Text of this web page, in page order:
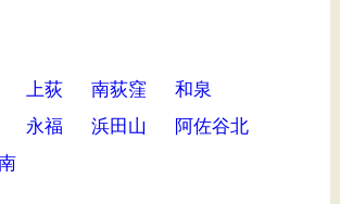
上荻 南荻窪
和泉
永福 浜田山
阿佐谷北